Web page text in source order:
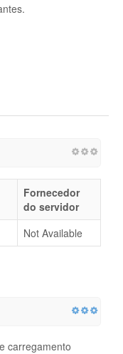
Fornecedor
do servidor
Not Available
carregamento